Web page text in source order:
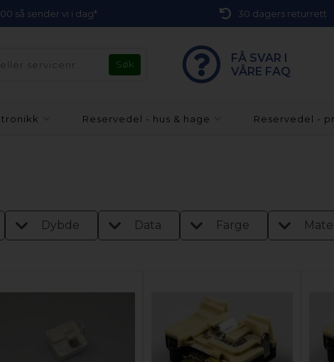
så sender vi i dag* 30 dagers returrett
FÅ SVAR I
VÅRE FAQ
Reservedel - hus & hage Reservedel -
Dybde Data Farge